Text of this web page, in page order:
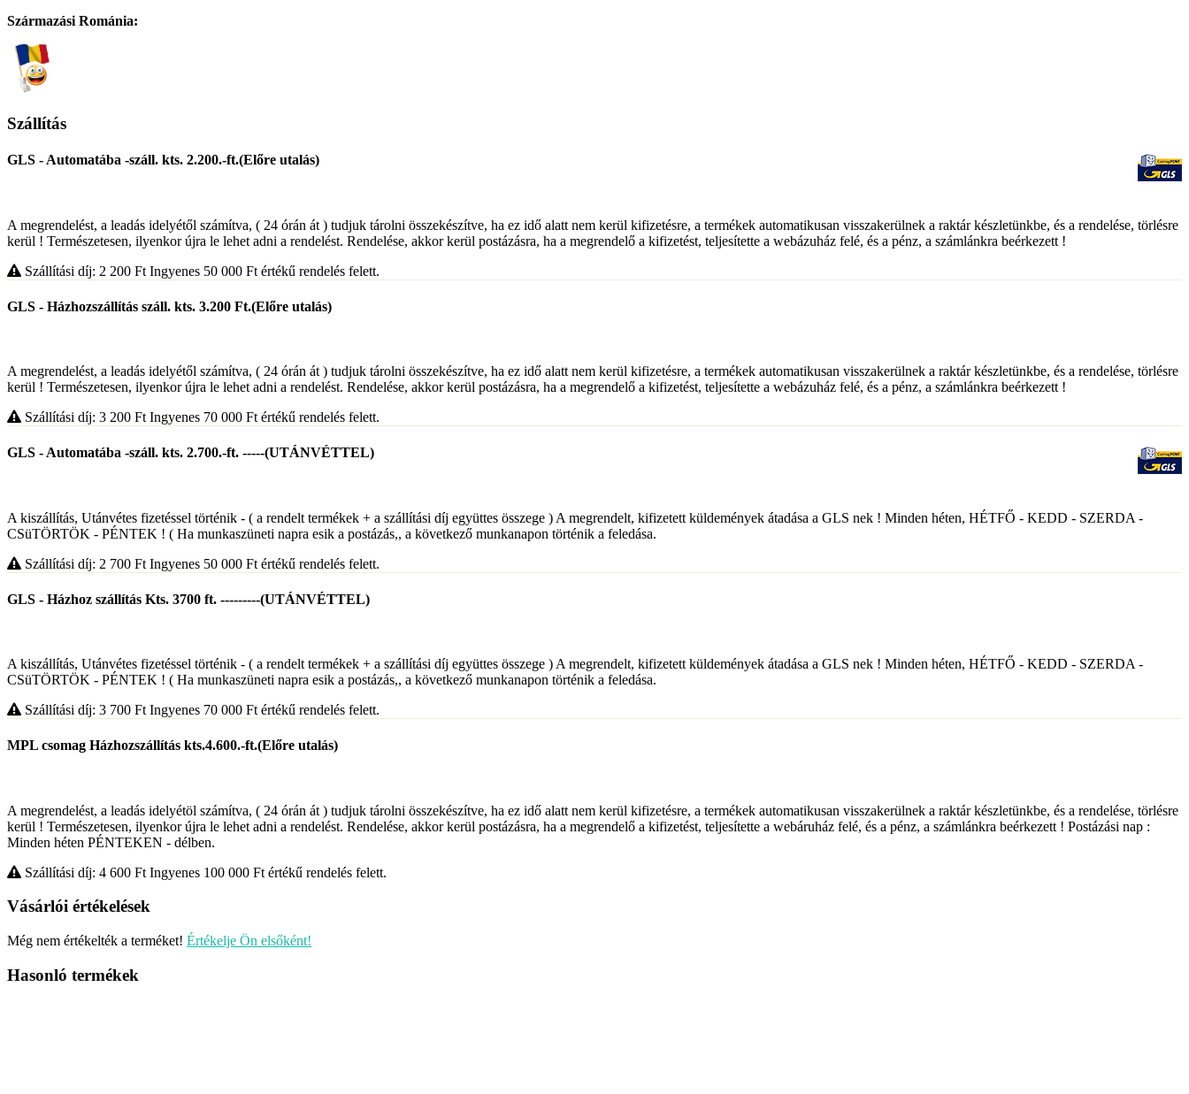
Származási Románia:
Szállítás
GLS - Automatába -száll. kts. 2.200.-ft.(Előre utalás)
A megrendelést, a leadás idelyétől számítva, ( 24 órán át ) tudjuk tárolni összekészítve, ha ez idő alatt nem kerül kifizetésre, a termékek automatikusan visszakerülnek a raktár készletünkbe, és a rendelése, törlésre
kerül ! Természetesen, ilyenkor újra le lehet adni a rendelést. Rendelése, akkor kerül postázásra, ha a megrendelő a kifizetést, teljesítette a webázuház felé, és a pénz, a számlánkra beérkezett !
Szállítási díj: 2 200 Ft Ingyenes 50 000 Ft értékű rendelés felett.
GLS - Házhozszállítás száll. kts. 3.200 Ft.(Előre utalás)
A megrendelést, a leadás idelyétől számítva, ( 24 órán át ) tudjuk tárolni összekészítve, ha ez idő alatt nem kerül kifizetésre, a termékek automatikusan visszakerülnek a raktár készletünkbe, és a rendelése, törlésre
kerül ! Természetesen, ilyenkor újra le lehet adni a rendelést. Rendelése, akkor kerül postázásra, ha a megrendelő a kifizetést, teljesítette a webázuház felé, és a pénz, a számlánkra beérkezett !
Szállítási díj: 3 200 Ft Ingyenes 70 000 Ft értékű rendelés felett.
GLS - Automatába -száll. kts. 2.700.-ft. -----(UTÁNVÉTTEL)
A kiszállítás, Utánvétes fizetéssel történik - ( a rendelt termékek + a szállítási díj együttes összege ) A megrendelt, kifizetett küldemények átadása a GLS nek ! Minden héten, HÉTFŐ - KEDD - SZERDA -
CSüTÖRTÖK - PÉNTEK ! ( Ha munkaszüneti napra esik a postázás,, a következő munkanapon történik a feledása.
Szállítási díj: 2 700 Ft Ingyenes 50 000 Ft értékű rendelés felett.
GLS - Házhoz szállítás Kts. 3700 ft. ---------(UTÁNVÉTTEL)
A kiszállítás, Utánvétes fizetéssel történik - ( a rendelt termékek + a szállítási díj együttes összege ) A megrendelt, kifizetett küldemények átadása a GLS nek ! Minden héten, HÉTFŐ - KEDD - SZERDA -
CSüTÖRTÖK - PÉNTEK ! ( Ha munkaszüneti napra esik a postázás,, a következő munkanapon történik a feledása.
Szállítási díj: 3 700 Ft Ingyenes 70 000 Ft értékű rendelés felett.
MPL csomag Házhozszállítás kts.4.600.-ft.(Előre utalás)
A megrendelést, a leadás idelyétöl számítva, ( 24 órán át ) tudjuk tárolni összekészítve, ha ez idő alatt nem kerül kifizetésre, a termékek automatikusan visszakerülnek a raktár készletünkbe, és a rendelése, törlésre
kerül ! Természetesen, ilyenkor újra le lehet adni a rendelést. Rendelése, akkor kerül postázásra, ha a megrendelő a kifizetést, teljesítette a webáruház felé, és a pénz, a számlánkra beérkezett ! Postázási nap :
Minden héten PÉNTEKEN - délben.
Szállítási díj: 4 600 Ft Ingyenes 100 000 Ft értékű rendelés felett.
Vásárlói értékelések
Még nem értékelték a terméket! Értékelje Ön elsőként!
Hasonló termékek